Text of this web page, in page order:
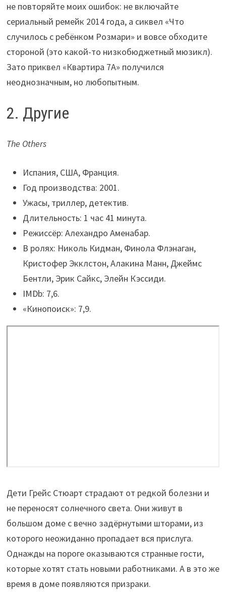
не повторяйте моих ошибок: не включайте
сериальный ремейк 2014 года, а сиквел «Что
случилось с ребёнком Розмари» и вовсе обходите
стороной (это какой-то низкобюджетный мюзикл).
Зато приквел «Квартира 7А» получился
неоднозначным, но любопытным.
2. Другие
The Others
Испания, США, Франция.
Год производства: 2001.
Ужасы, триллер, детектив.
Длительность: 1 час 41 минута.
Режиссёр: Алехандро Аменабар.
В ролях: Николь Кидман, Финола Флэнаган,
Кристофер Экклстон, Алакина Манн, Джеймс
Бентли, Эрик Сайкс, Элейн Кэссиди.
IMDb: 7,6.
«Кинопоиск»: 7,9.
Дети Грейс Стюарт страдают от редкой болезни и
не переносят солнечного света. Они живут в
большом доме с вечно задёрнутыми шторами, из
которого неожиданно пропадает вся прислуга.
Однажды на пороге оказываются странные гости,
которые хотят стать новыми работниками. А в это же
время в доме появляются призраки.